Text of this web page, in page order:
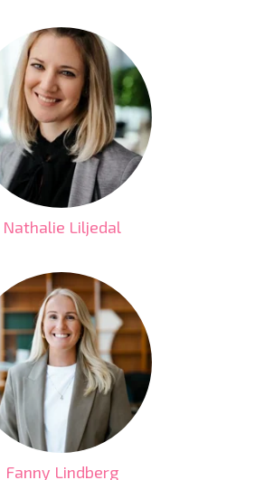
Nathalie Liljedal
Fanny Lindberg